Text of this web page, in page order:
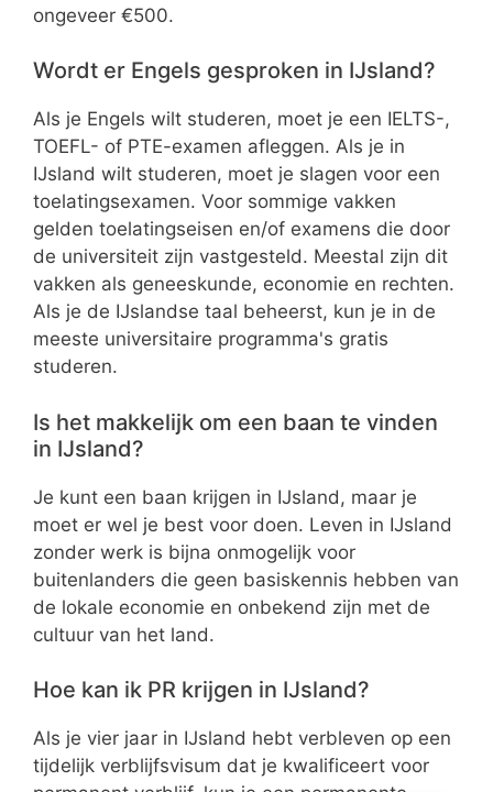
ongeveer €500.
Wordt er Engels gesproken in IJsland?
Als je Engels wilt studeren, moet je een IELTS-,
TOEFL- of PTE-examen afleggen. Als je in
IJsland wilt studeren, moet je slagen voor een
toelatingsexamen. Voor sommige vakken
gelden toelatingseisen en/of examens die door
de universiteit zijn vastgesteld. Meestal zijn dit
vakken als geneeskunde, economie en rechten.
Als je de IJslandse taal beheerst, kun je in de
meeste universitaire programma's gratis
studeren.
Is het makkelijk om een baan te vinden
in IJsland?
Je kunt een baan krijgen in IJsland, maar je
moet er wel je best voor doen. Leven in IJsland
zonder werk is bijna onmogelijk voor
buitenlanders die geen basiskennis hebben van
de lokale economie en onbekend zijn met de
cultuur van het land.
Hoe kan ik PR krijgen in IJsland?
Als je vier jaar in IJsland hebt verbleven op een
tijdelijk verblijfsvisum dat je kwalificeert voor